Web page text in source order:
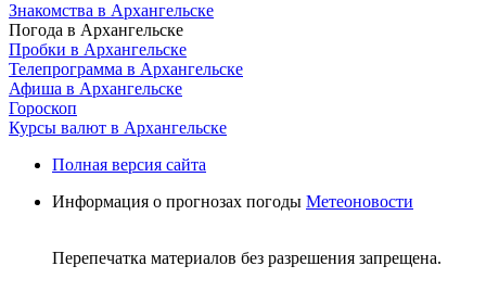
Знакомства в Архангельске
Погода в Архангельске
Пробки в Архангельске
Телепрограмма в Архангельске
Афиша в Архангельске
Гороскоп
Курсы валют в Архангельске
Полная версия сайта
Информация о прогнозах погоды Метеоновости
Перепечатка материалов без разрешения запрещена.